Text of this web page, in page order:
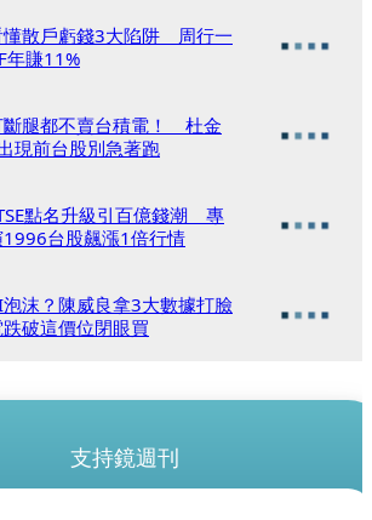
懂散戶虧錢3大陷阱 周行一
年賺11%
斷腿都不賣台積電！ 杜金
現前台股別急著跑
點名升級引百億錢潮 專
台股飆漲1倍行情
沫？陳威良拿3大數據打臉
破這價位閉眼買
支持鏡週刊